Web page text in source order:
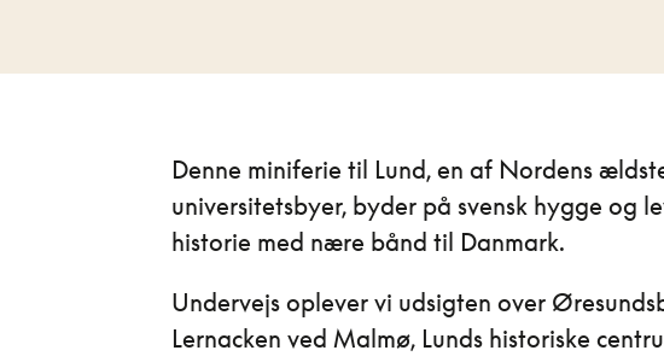
Denne miniferie til Lund, en af Nordens
universitetsbyer, byder på svensk hygge og
historie med nære bånd til Danmark.
Undervejs oplever vi udsigten over
Lernacken ved Malmø, Lunds historiske